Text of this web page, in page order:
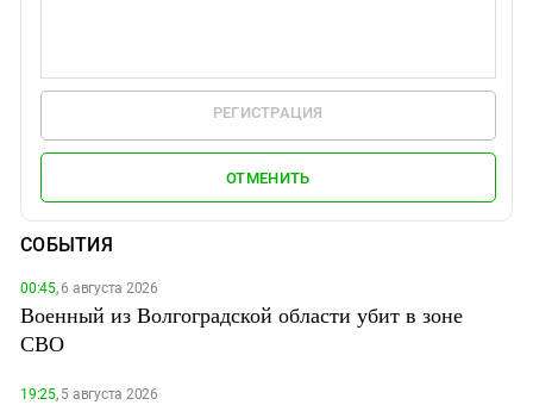
РЕГИСТРАЦИЯ
ОТМЕНИТЬ
СОБЫТИЯ
00:45,6 августа 2026
Военный из Волгоградской области убит в зоне
СВО
19:25,5 августа 2026